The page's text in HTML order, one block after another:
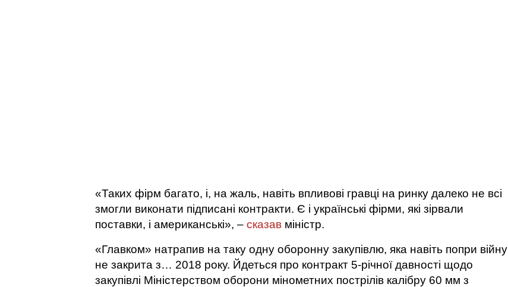
«Таких фірм багато, і, на жаль, навіть впливові гравці на ринку далеко не всі
змогли виконати підписані контракти. Є і українські фірми, які зірвали
поставки, і американські», – сказав міністр.
«Главком» натрапив на таку одну оборонну закупівлю, яка навіть попри війну
не закрита з… 2018 року. Йдеться про контракт 5-річної давності щодо
закупівлі Міністерством оборони мінометних пострілів калібру 60 мм з